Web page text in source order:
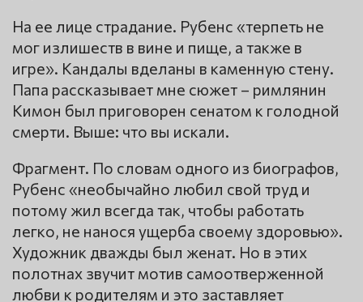
На ее лице страдание. Рубенс «терпеть не
мог излишеств в вине и пище, а также в
игре». Кандалы вделаны в каменную стену.
Папа рассказывает мне сюжет – римлянин
Кимон был приговорен сенатом к голодной
смерти. Выше: что вы искали.
Фрагмент. По словам одного из биографов,
Рубенс «необычайно любил свой труд и
потому жил всегда так, чтобы работать
легко, не нанося ущерба своему здоровью».
Художник дважды был женат. Но в этих
полотнах звучит мотив самоотверженной
любви к родителям и это заставляет